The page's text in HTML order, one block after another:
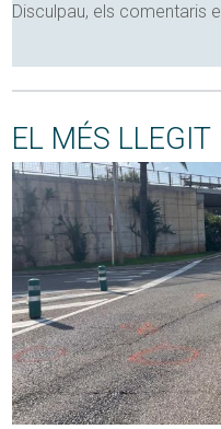
Disculpau, els comentaris
EL MÉS LLEGIT